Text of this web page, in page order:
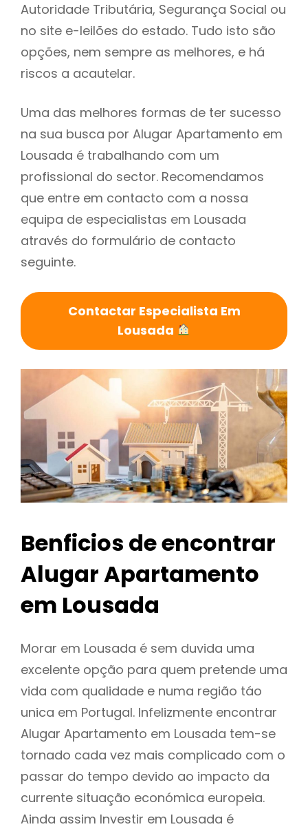
Autoridade Tributária, Segurança Social ou
no site e-leilões do estado. Tudo isto são
opções, nem sempre as melhores, e há
riscos a acautelar.
Uma das melhores formas de ter sucesso
na sua busca por Alugar Apartamento em
Lousada é trabalhando com um
profissional do sector. Recomendamos
que entre em contacto com a nossa
equipa de especialistas em Lousada
através do formulário de contacto
seguinte.
Contactar Especialista Em
Lousada
Benficios de encontrar
Alugar Apartamento
em Lousada
Morar em Lousada é sem duvida uma
excelente opção para quem pretende uma
vida com qualidade e numa região táo
unica em Portugal. Infelizmente encontrar
Alugar Apartamento em Lousada tem-se
tornado cada vez mais complicado com o
passar do tempo devido ao impacto da
currente situação económica europeia.
Ainda assim Investir em Lousada é